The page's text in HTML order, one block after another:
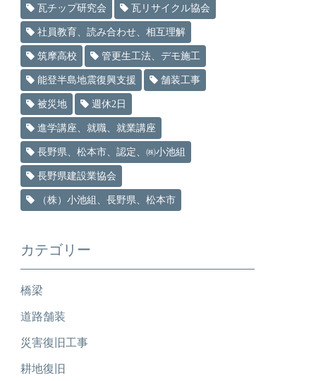
瓦チップ研究会 瓦リサイクル協会
社員教育、読み合わせ、相互理解
筑摩高校 管更生工法、デモ施工
能登半島地震復興支援 舗装工事
被災地 週休2日
進学講座、就職、就業講座
長野県、松本市、認定、㈱小池組
長野県建設業協会
（株）小池組、長野県、松本市
カテゴリー
橋梁
道路舗装
災害復旧工事
耕地復旧